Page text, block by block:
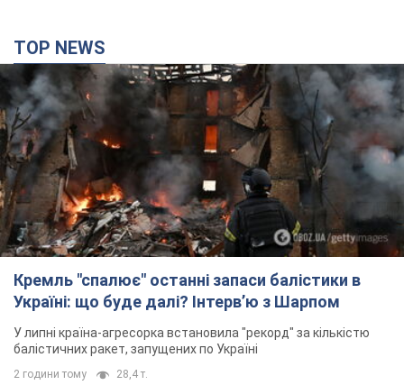
TOP NEWS
Кремль "спалює" останні запаси балістики в
Україні: що буде далі? Інтерв’ю з Шарпом
У липні країна-агресорка встановила "рекорд" за кількістю
балістичних ракет, запущених по Україні
2 години тому 28,4 т.